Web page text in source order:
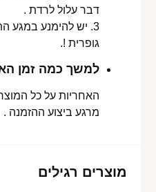
דבר עלול לרדת .
3. יש להימנע במגע
גופרית !.
למשך כמה זמן
האחריות על כל
מרגע ביצוע ההזמנה .
מוצרים רגילים